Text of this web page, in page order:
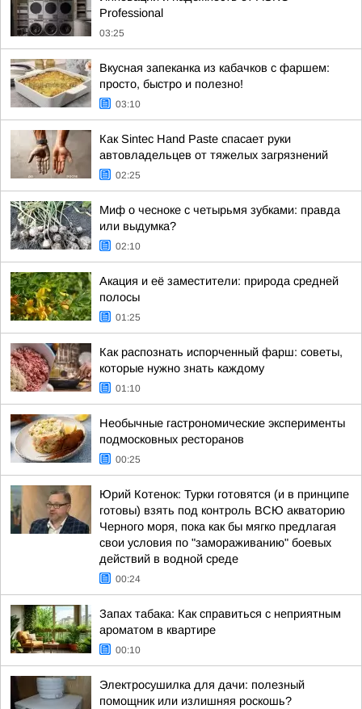
Professional
03:25
Вкусная запеканка из кабачков с фаршем:
просто, быстро и полезно!
03:10
Как Sintec Hand Paste спасает руки
автовладельцев от тяжелых загрязнений
02:25
Миф о чесноке с четырьмя зубками: правда
или выдумка?
02:10
Акация и её заместители: природа средней
полосы
01:25
Как распознать испорченный фарш: советы,
которые нужно знать каждому
01:10
Необычные гастрономические эксперименты
подмосковных ресторанов
00:25
Юрий Котенок: Турки готовятся (и в принципе
готовы) взять под контроль ВСЮ акваторию
Черного моря, пока как бы мягко предлагая
свои условия по "замораживанию" боевых
действий в водной среде
00:24
Запах табака: Как справиться с неприятным
ароматом в квартире
00:10
Электросушилка для дачи: полезный
помощник или излишняя роскошь?